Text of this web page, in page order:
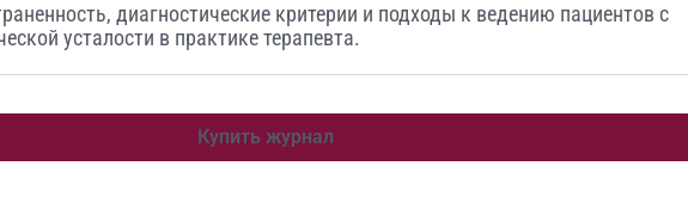
диагностические критерии и подходы к ведению пациентов с
усталости в практике терапевта.
Купить журнал